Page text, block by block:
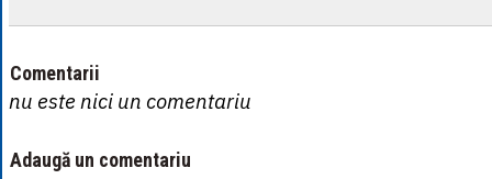
Comentarii
nu este nici un comentariu
Adaugă un comentariu